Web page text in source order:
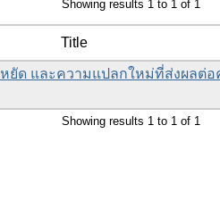
Showing results 1 to 1 of 1
Title
ยัด และความแปลกใหม่ที่ส่งผลต่
Showing results 1 to 1 of 1